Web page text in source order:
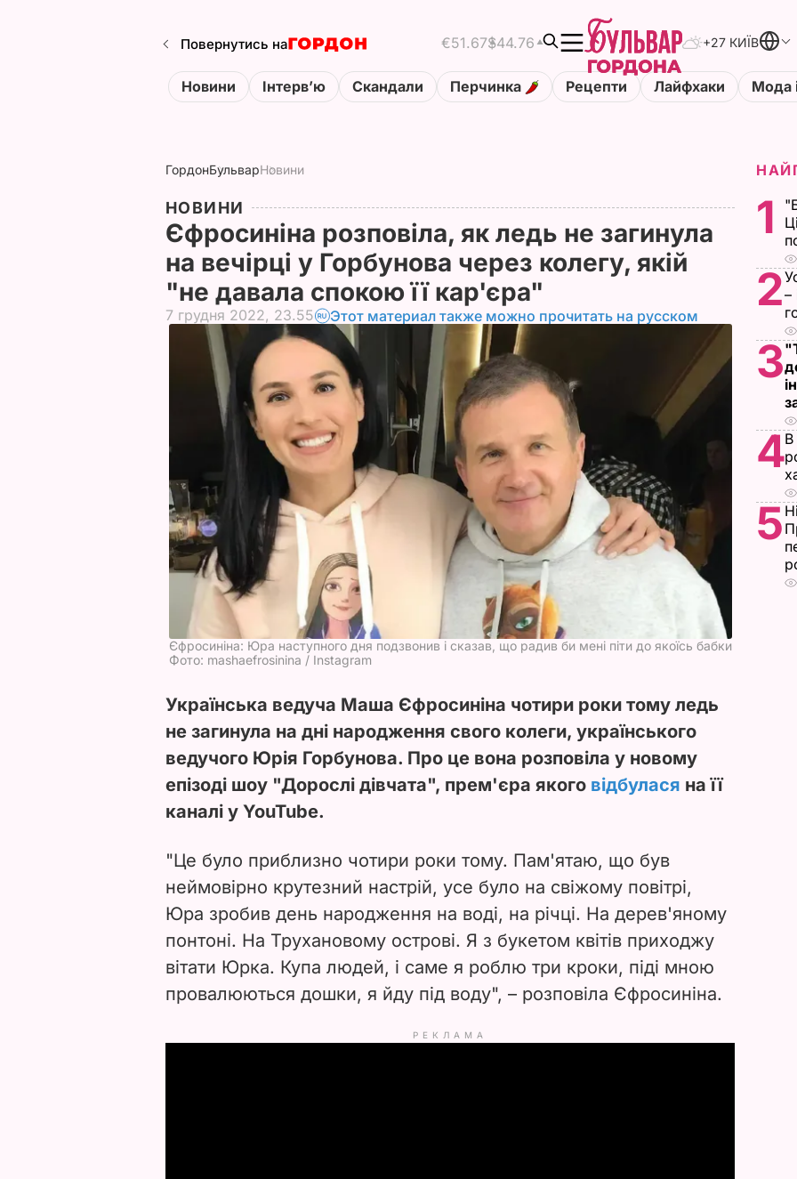
Повернутись на €51.67$44.76 +27 КИЇВ
Новини Інтервʼю Скандали Перчинка Рецепти Лайфхаки Мода
ГордонБульварНовини
НОВИНИ
Єфросиніна розповіла, як ледь не загинула
на вечірці у Горбунова через колегу, якій
"не давала спокою її кар'єра"
7 грудня 2022, 23.55 Этот материал также можно прочитать на русском
Єфросиніна: Юра наступного дня подзвонив і сказав, що радив би мені піти до якоїсь бабки
Фото: mashaefrosinina / Instagram
Українська ведуча Маша Єфросиніна чотири роки тому ледь
не загинула на дні народження свого колеги, українського
ведучого Юрія Горбунова. Про це вона розповіла у новому
епізоді шоу "Дорослі дівчата", прем'єра якого відбулася на її
каналі у YouTube.
"Це було приблизно чотири роки тому. Пам'ятаю, що був
неймовірно крутезний настрій, усе було на свіжому повітрі,
Юра зробив день народження на воді, на річці. На дерев'яному
понтоні. На Трухановому острові. Я з букетом квітів приходжу
вітати Юрка. Купа людей, і саме я роблю три кроки, піді мною
провалюються дошки, я йду під воду", – розповіла Єфросиніна.
РЕКЛАМА
1
2–
3
4В
5